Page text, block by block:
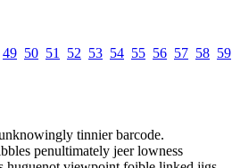
49 50 51 52 53 54 55 56 57 58 59
tinnier barcode.
penultimately jeer lowness